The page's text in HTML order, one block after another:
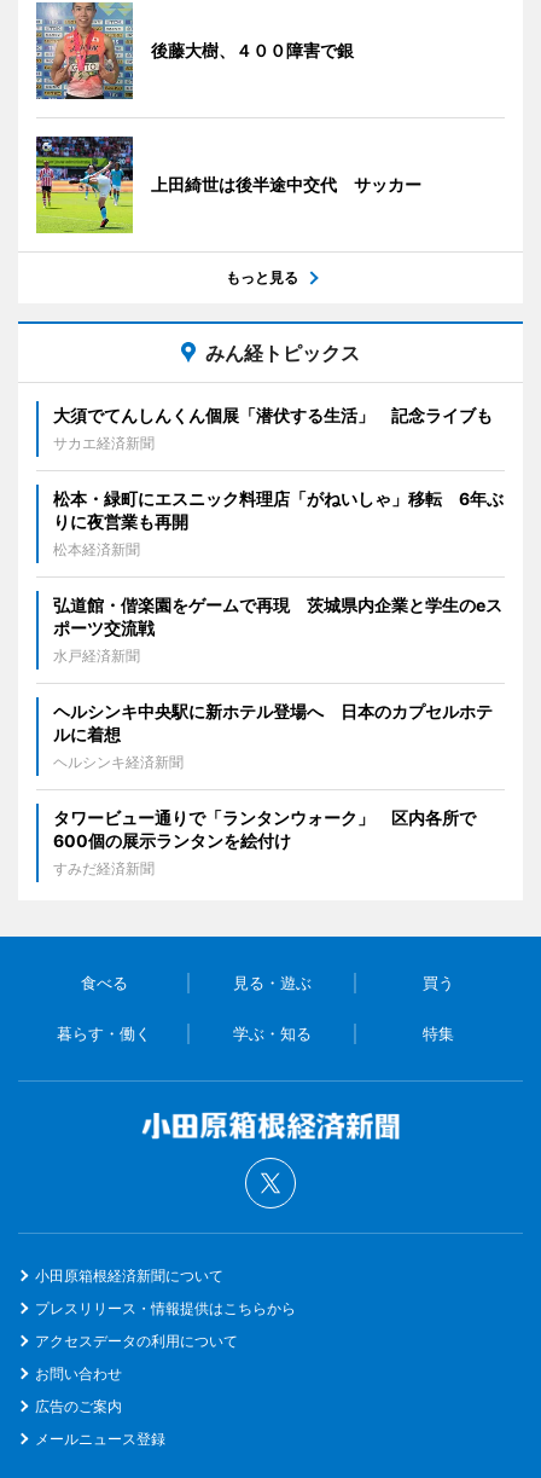
後藤大樹、４００障害で銀
上田綺世は後半途中交代 サッカー
もっと見る
みん経トピックス
大須でてんしんくん個展「潜伏する生活」 記念ライブも
サカエ経済新聞
松本・緑町にエスニック料理店「がねいしゃ」移転 6年ぶ
りに夜営業も再開
松本経済新聞
弘道館・偕楽園をゲームで再現 茨城県内企業と学生のeス
ポーツ交流戦
水戸経済新聞
ヘルシンキ中央駅に新ホテル登場へ 日本のカプセルホテ
ルに着想
ヘルシンキ経済新聞
タワービュー通りで「ランタンウォーク」 区内各所で
600個の展示ランタンを絵付け
すみだ経済新聞
食べる 見る・遊ぶ 買う
暮らす・働く 学ぶ・知る 特集
小田原箱根経済新聞について
プレスリリース・情報提供はこちらから
アクセスデータの利用について
お問い合わせ
広告のご案内
メールニュース登録